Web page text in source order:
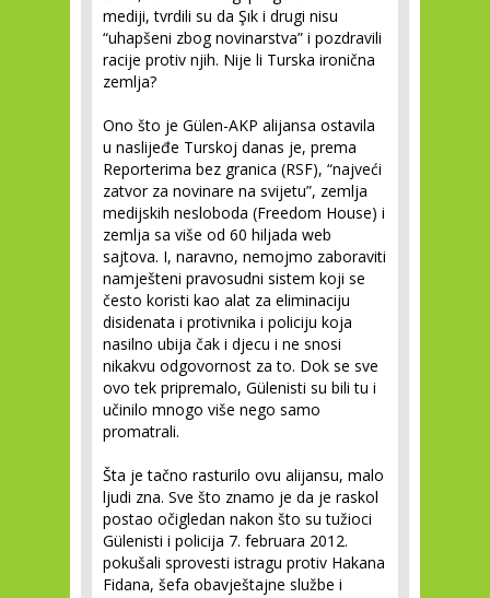
mediji, tvrdili su da Şık i drugi nisu
“uhapšeni zbog novinarstva” i pozdravili
racije protiv njih. Nije li Turska ironična
zemlja?
Ono što je Gülen-AKP alijansa ostavila
u naslijeđe Turskoj danas je, prema
Reporterima bez granica (RSF), “najveći
zatvor za novinare na svijetu”, zemlja
medijskih nesloboda (Freedom House) i
zemlja sa više od 60 hiljada web
sajtova. I, naravno, nemojmo zaboraviti
namješteni pravosudni sistem koji se
često koristi kao alat za eliminaciju
disidenata i protivnika i policiju koja
nasilno ubija čak i djecu i ne snosi
nikakvu odgovornost za to. Dok se sve
ovo tek pripremalo, Gülenisti su bili tu i
učinilo mnogo više nego samo
promatrali.
Šta je tačno rasturilo ovu alijansu, malo
ljudi zna. Sve što znamo je da je raskol
postao očigledan nakon što su tužioci
Gülenisti i policija 7. februara 2012.
pokušali sprovesti istragu protiv Hakana
Fidana, šefa obavještajne službe i